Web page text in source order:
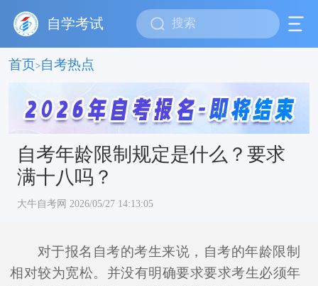
自学考试
首页>自考热点
自考年龄限制规定是什么？要求
满十八吗？
大牛自考网 2026/05/27 14:13:05
对于报名自考的考生来说，自考的年龄限制
相对较为宽松。并没有明确要求要求考生必须年